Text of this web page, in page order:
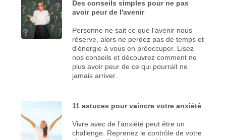
Des conseils simples pour ne pas
avoir peur de l'avenir
Personne ne sait ce que l'avenir nous
réserve, alors ne perdez pas de temps et
d'énergie à vous en préoccuper. Lisez
nos conseils et découvrez comment ne
plus avoir peur de ce qui pourrait ne
jamais arriver.
11 astuces pour vaincre votre anxiété
Vivre avec de l’anxiété peut être un
challenge. Reprenez le contrôle de votre